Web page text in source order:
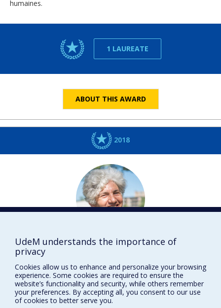
humaines.
1 LAUREATE
ABOUT THIS AWARD
2018
Christiane ROUSSEAU
DISTINCTIONS
UdeM understands the importance of
privacy
Cookies allow us to enhance and personalize your browsing
experience. Some cookies are required to ensure the
website’s functionality and security, while others remember
your preferences. By accepting all, you consent to our use
of cookies to better serve you.